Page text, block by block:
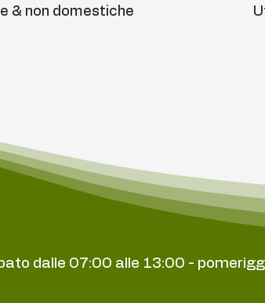
& non domestiche
dalle 07:00 alle 13:00 -